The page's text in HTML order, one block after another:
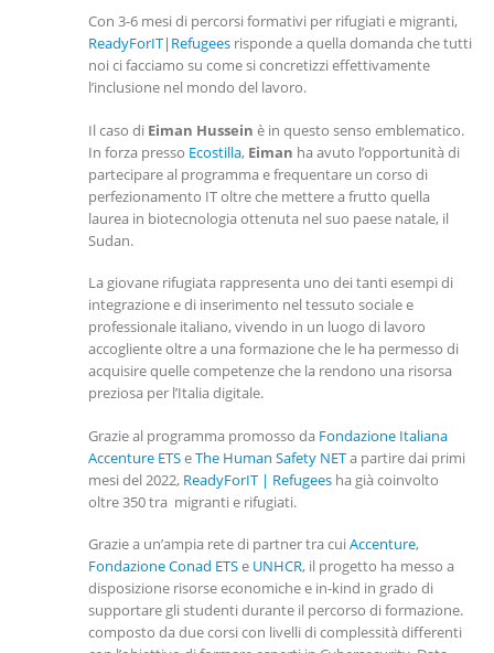
Con 3-6 mesi di percorsi formativi per rifugiati e migranti,
ReadyForIT|Refugees risponde a quella domanda che tutti
noi ci facciamo su come si concretizzi effettivamente
l’inclusione nel mondo del lavoro.
Il caso di Eiman Hussein è in questo senso emblematico.
In forza presso Ecostilla, Eiman ha avuto l’opportunità di
partecipare al programma e frequentare un corso di
perfezionamento IT oltre che mettere a frutto quella
laurea in biotecnologia ottenuta nel suo paese natale, il
Sudan.
La giovane rifugiata rappresenta uno dei tanti esempi di
integrazione e di inserimento nel tessuto sociale e
professionale italiano, vivendo in un luogo di lavoro
accogliente oltre a una formazione che le ha permesso di
acquisire quelle competenze che la rendono una risorsa
preziosa per l’Italia digitale.
Grazie al programma promosso da Fondazione Italiana
Accenture ETSeThe Human Safety NETa partire dai primi
mesi del 2022, ReadyForIT | Refugees ha già coinvolto
oltre 350 tra migranti e rifugiati.
Grazie a un’ampia rete di partner tra cuiAccenture,
Fondazione Conad ETSe UNHCR, il progetto ha messo a
disposizione risorse economiche e in-kind in grado di
supportare gli studenti durante il percorso di formazione.
composto da due corsi con livelli di complessità differenti